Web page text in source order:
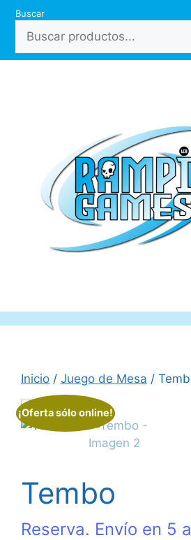
Saltar
contenido
Buscar
Inicio / Juego de Mesa /
¡Oferta sólo online!
Tembo
Reserva. Envío en 5